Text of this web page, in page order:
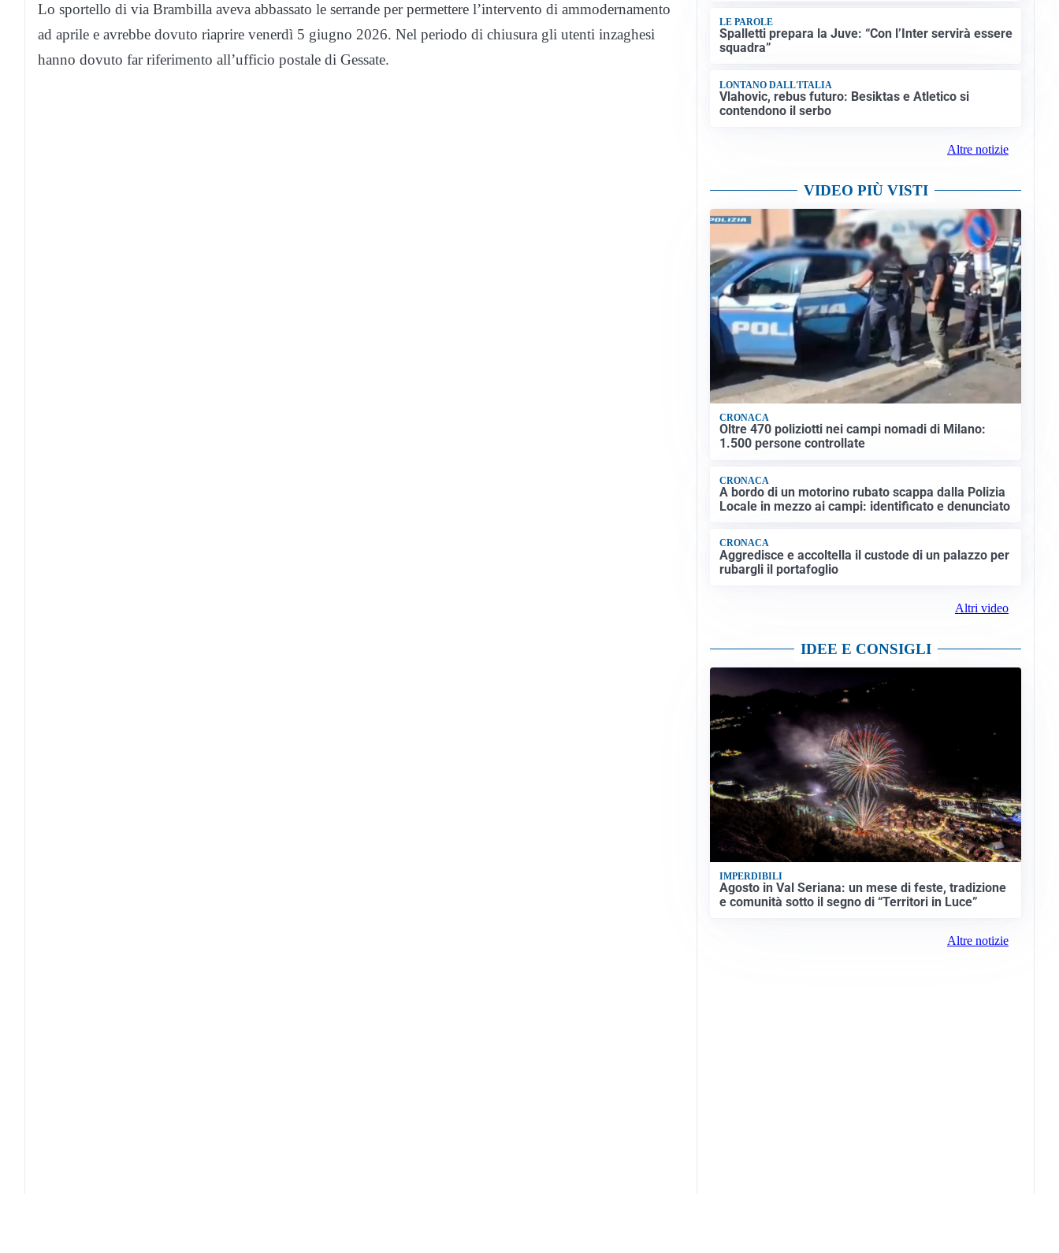
Lo sportello di via Brambilla aveva abbassato le serrande per permettere l’intervento di ammodernamento
ad aprile e avrebbe dovuto riaprire venerdì 5 giugno 2026. Nel periodo di chiusura gli utenti inzaghesi
hanno dovuto far riferimento all’ufficio postale di Gessate.
LE PAROLE
Spalletti prepara la Juve: “Con l’Inter servirà essere
squadra”
LONTANO DALL'ITALIA
Vlahovic, rebus futuro: Besiktas e Atletico si
contendono il serbo
Altre notizie
VIDEO PIÙ VISTI
CRONACA
Oltre 470 poliziotti nei campi nomadi di Milano:
1.500 persone controllate
CRONACA
A bordo di un motorino rubato scappa dalla Polizia
Locale in mezzo ai campi: identificato e denunciato
CRONACA
Aggredisce e accoltella il custode di un palazzo per
rubargli il portafoglio
Altri video
IDEE E CONSIGLI
IMPERDIBILI
Agosto in Val Seriana: un mese di feste, tradizione
e comunità sotto il segno di “Territori in Luce”
Altre notizie